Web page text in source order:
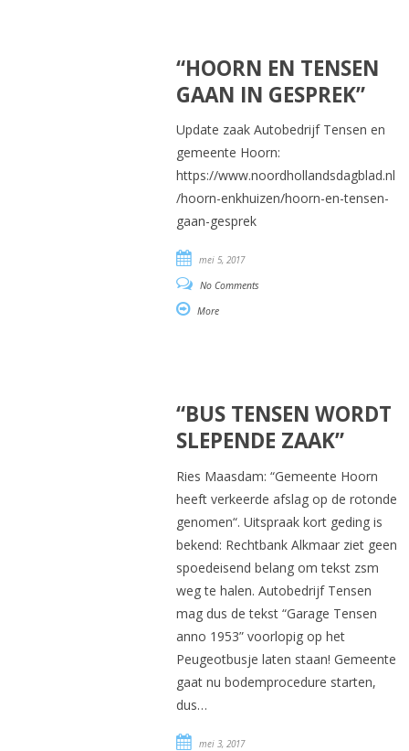
“HOORN EN TENSEN
GAAN IN GESPREK”
Update zaak Autobedrijf Tensen en
gemeente Hoorn:
https://www.noordhollandsdagblad.nl
/hoorn-enkhuizen/hoorn-en-tensen-
gaan-gesprek
mei 5, 2017
No Comments
More
“BUS TENSEN WORDT
SLEPENDE ZAAK”
Ries Maasdam: “Gemeente Hoorn
heeft verkeerde afslag op de rotonde
genomen“. Uitspraak kort geding is
bekend: Rechtbank Alkmaar ziet geen
spoedeisend belang om tekst zsm
weg te halen. Autobedrijf Tensen
mag dus de tekst “Garage Tensen
anno 1953” voorlopig op het
Peugeotbusje laten staan! Gemeente
gaat nu bodemprocedure starten,
dus…
mei 3, 2017